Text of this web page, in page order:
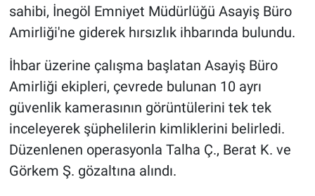
sahibi, İnegöl Emniyet Müdürlüğü Asayiş Büro
Amirliği'ne giderek hırsızlık ihbarında bulundu.
İhbar üzerine çalışma başlatan Asayiş Büro
Amirliği ekipleri, çevrede bulunan 10 ayrı
güvenlik kamerasının görüntülerini tek tek
inceleyerek şüphelilerin kimliklerini belirledi.
Düzenlenen operasyonla Talha Ç., Berat K. ve
Görkem Ş. gözaltına alındı.